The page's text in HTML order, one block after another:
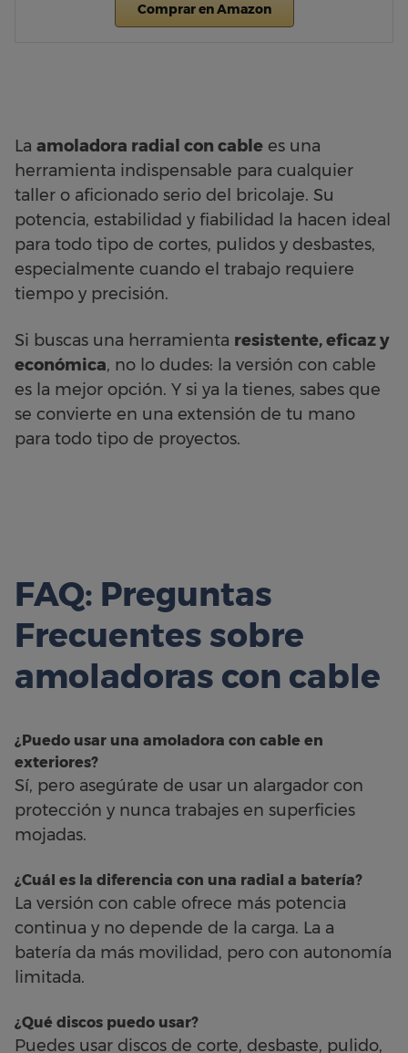
Comprar en Amazon
La amoladora radial con cable es una
herramienta indispensable para cualquier
taller o aficionado serio del bricolaje. Su
potencia, estabilidad y fiabilidad la hacen ideal
para todo tipo de cortes, pulidos y desbastes,
especialmente cuando el trabajo requiere
tiempo y precisión.
Si buscas una herramienta resistente, eficaz y
económica, no lo dudes: la versión con cable
es la mejor opción. Y si ya la tienes, sabes que
se convierte en una extensión de tu mano
para todo tipo de proyectos.
FAQ: Preguntas
Frecuentes sobre
amoladoras con cable
¿Puedo usar una amoladora con cable en
exteriores?
Sí, pero asegúrate de usar un alargador con
protección y nunca trabajes en superficies
mojadas.
¿Cuál es la diferencia con una radial a batería?
La versión con cable ofrece más potencia
continua y no depende de la carga. La a
batería da más movilidad, pero con autonomía
limitada.
¿Qué discos puedo usar?
Puedes usar discos de corte, desbaste, pulido,